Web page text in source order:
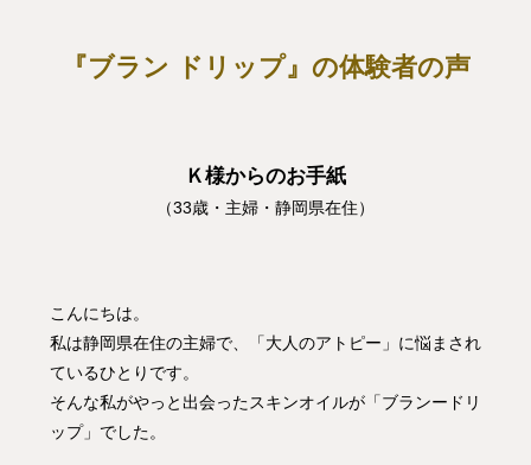
『ブラン ドリップ』の体験者の声
Ｋ様からのお手紙
（33歳・主婦・静岡県在住）
こんにちは。
私は静岡県在住の主婦で、「大人のアトピー」に悩まされ
ているひとりです。
そんな私がやっと出会ったスキンオイルが「ブランードリ
ップ」でした。